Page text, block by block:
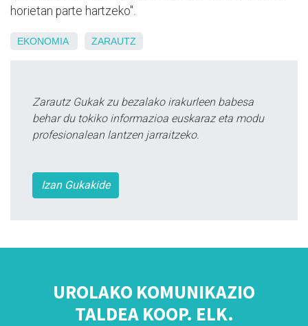
horietan parte hartzeko".
EKONOMIA ZARAUTZ
Zarautz Gukak zu bezalako irakurleen babesa
behar du tokiko informazioa euskaraz eta modu
profesionalean lantzen jarraitzeko.
Izan Gukakide
UROLAKO KOMUNIKAZIO
TALDEA KOOP. ELK.